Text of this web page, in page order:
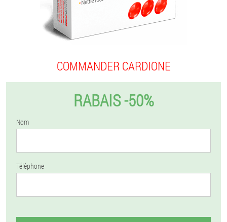
COMMANDER CARDIONE
RABAIS -50%
Nom
Téléphone